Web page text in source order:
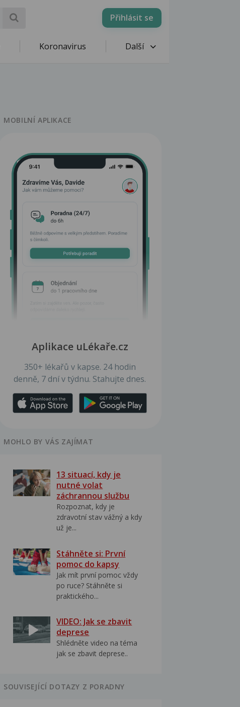
Přihlásit se
Koronavirus Další
MOBILNÍ APLIKACE
Aplikace uLékaře.cz
350+ lékařů v kapse. 24 hodin
denně, 7 dní v týdnu. Stahujte dnes.
MOHLO BY VÁS ZAJÍMAT
13 situací, kdy je
nutné volat
záchrannou službu
Rozpoznat, kdy je
zdravotní stav vážný a kdy
už je...
Stáhněte si: První
pomoc do kapsy
Jak mít první pomoc vždy
po ruce? Stáhněte si
praktického...
VIDEO: Jak se zbavit
deprese
Shlédněte video na téma
jak se zbavit deprese..
SOUVISEJÍCÍ DOTAZY Z PORADNY